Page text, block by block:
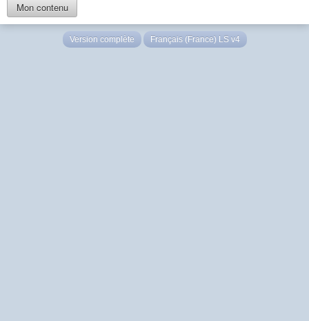
Mon contenu
Version complète Français (France) LS v4